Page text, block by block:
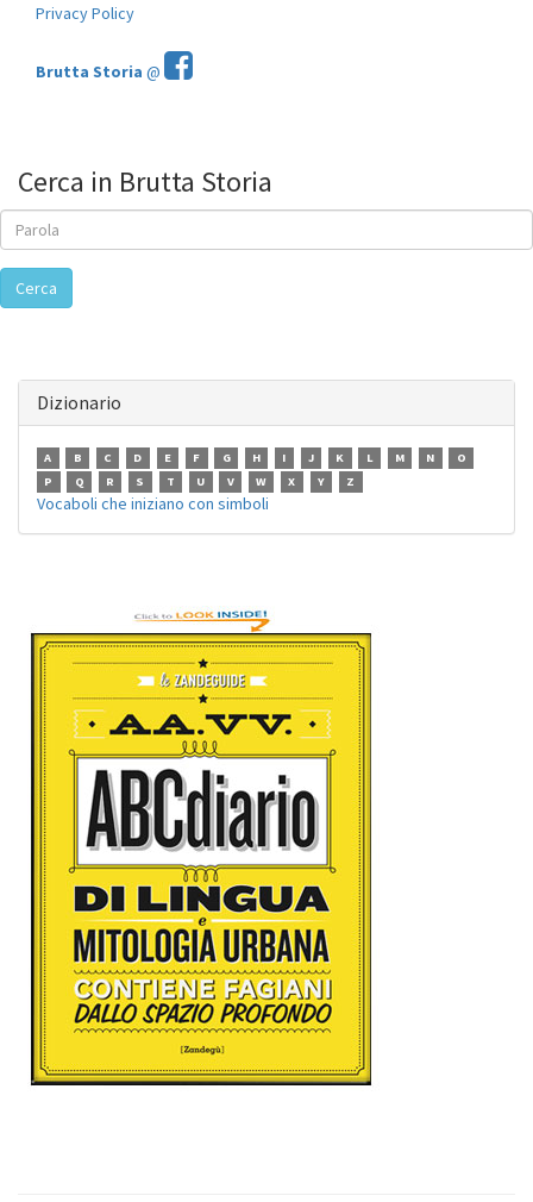
Privacy Policy
Brutta Storia @
Cerca in Brutta Storia
Cerca
Dizionario
A B C D E F G H I J K L M N
O
P
Q R S T U V W X Y Z
Vocaboli che iniziano con simboli